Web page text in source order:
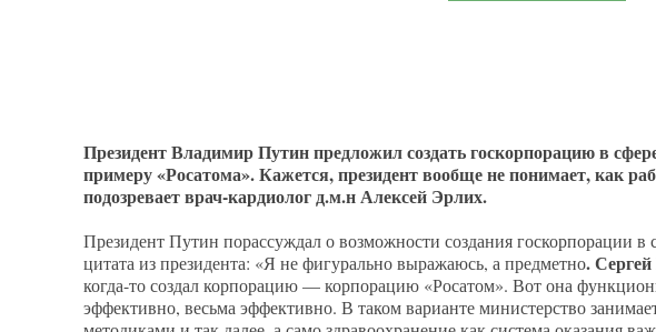
Президент Владимир Путин предложил создать госкорпорацию в
примеру «Росатома». Кажется, президент вообще не понимает, как
подозревает врач-кардиолог д.м.н Алексей Эрлих.
Президент Путин порассуждал о возможности создания госкорпорации в
цитата из президента: «Я не фигурально выражаюсь, а предметно.
когда-то создал корпорацию — корпорацию «Росатом». Вот она
эффективно, весьма эффективно. В таком варианте министерство